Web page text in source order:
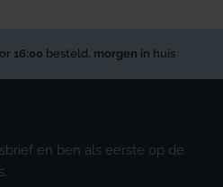
16:00 besteld, morgen in huis
en ben als eerste op de